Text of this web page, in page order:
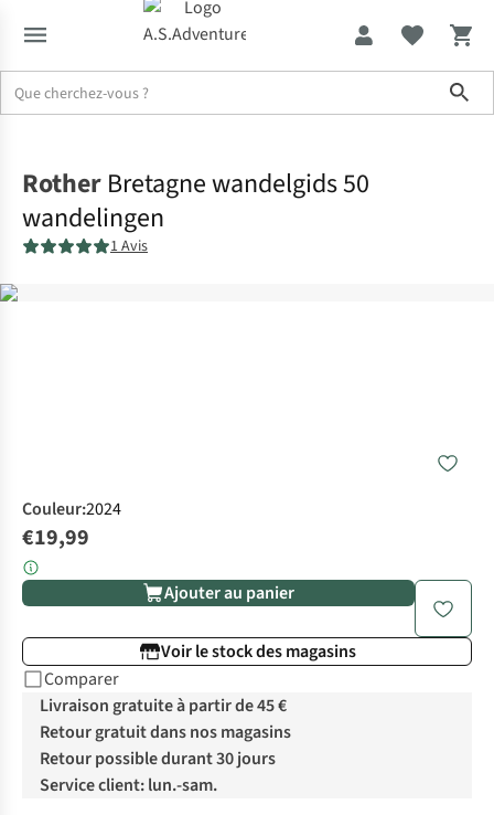
Rother Bretagne wandelgids 50
wandelingen
1 Avis
Couleur:2024
€19,99
Ajouter au panier
Voir le stock des magasins
Comparer
Livraison gratuite à partir de 45 €
Retour gratuit dans nos magasins
Retour possible durant 30 jours
Service client: lun.-sam.